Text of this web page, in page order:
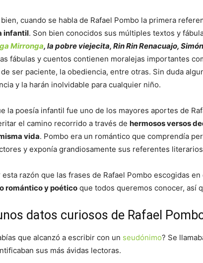
cuando se habla de Rafael Pombo la primera
infantil. Son bien conocidos sus múltiples textos y
Mirronga, la pobre viejecita, Rin Rin Renacuajo,
fábulas y cuentos contienen moralejas importantes
ser paciente, la obediencia, entre otras. Sin duda
y la harán inolvidable para cualquier niño.
la poesía infantil fue uno de los mayores aportes de
el camino recorrido a través de hermosos versos
vida. Pombo era un romántico que comprendía
y exponía grandiosamente sus referentes
esta razón que las frases de Rafael Pombo escogidas
romántico y poético que todos queremos conocer, así
datos curiosos de Rafael
que alcanzó a escribir con un seudónimo? Se
sus más ávidas lectoras.